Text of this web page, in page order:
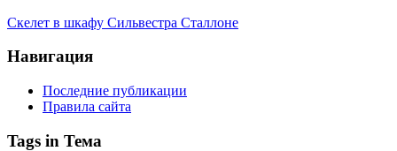
Скелет в шкафу Сильвестра Сталлоне
Навигация
Последние публикации
Правила сайта
Tags in Тема